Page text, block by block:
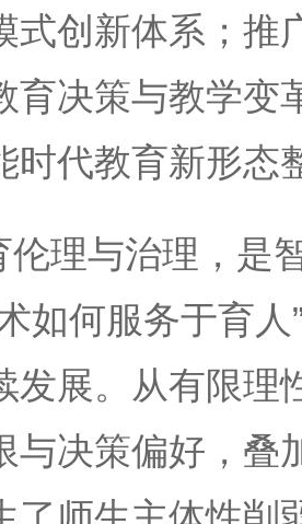
式创新体系；推
育决策与教学变
时代教育新形态
伦理与治理，是
如何服务于育
发展。从有限理
与决策偏好，叠